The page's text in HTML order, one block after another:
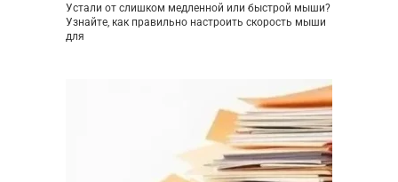
Устали от слишком медленной или быстрой мыши?
Узнайте, как правильно настроить скорость мыши
для